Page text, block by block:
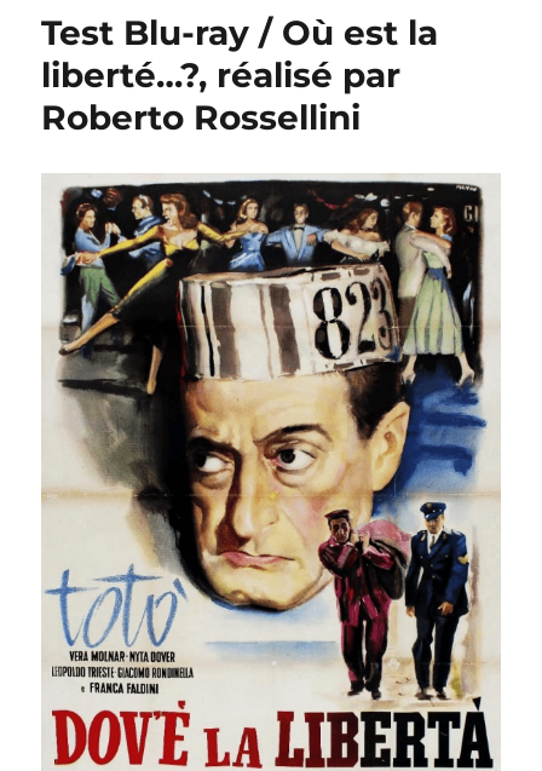
Test Blu-ray / Où est la
liberté…?, réalisé par
Roberto Rossellini